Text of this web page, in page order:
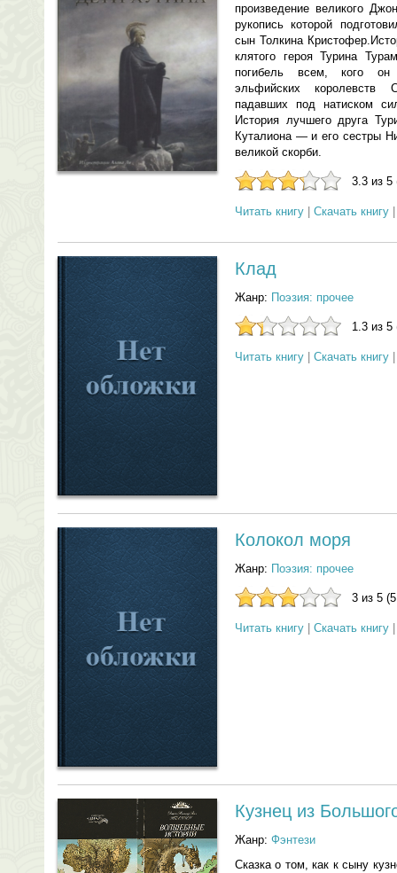
произведение великого
рукопись которой
сын Толкина
клятого героя Турина
погибель всем, кого он
эльфийских королевств
падавших под натиском
История лучшего друга
Куталиона — и его сестры
великой скорби.
3.3 из 5
Читать книгу Скачать книгу
Клад
Жанр: Поэзия: прочее
1.3 из 5
Читать книгу Скачать книгу
Колокол моря
Жанр: Поэзия: прочее
3 из 5
Читать книгу Скачать книгу
Кузнец из
Жанр: Фэнтези
Сказка о том, как к сыну